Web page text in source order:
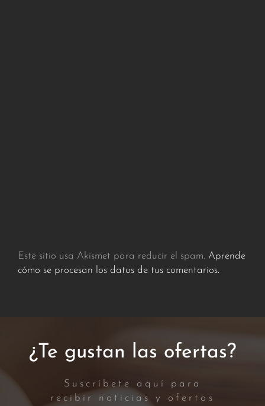
Este sitio usa Akismet para reducir el spam. Aprende
cómo se procesan los datos de tus comentarios.
¿Te gustan las ofertas?
Suscríbete aquí para
recibir noticias y ofertas